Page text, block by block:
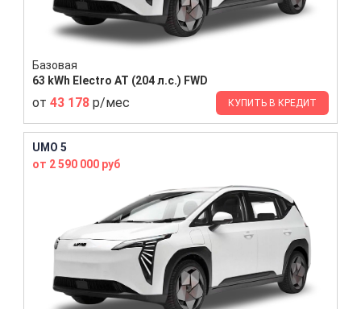
Базовая
63 kWh Electro AT (204 л.с.) FWD
от 43 178 р/мес КУПИТЬ В КРЕДИТ
UMO 5
от 2 590 000 руб